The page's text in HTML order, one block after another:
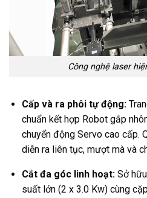
Công nghệ laser
Cấp và ra phôi tự động:
chuẩn kết hợp Robot gắp
chuyển động Servo cao cấp.
diễn ra liên tục, mượt mà và
Cắt đa góc linh hoạt:Sở
suất lớn (2 x 3.0 Kw) cùng